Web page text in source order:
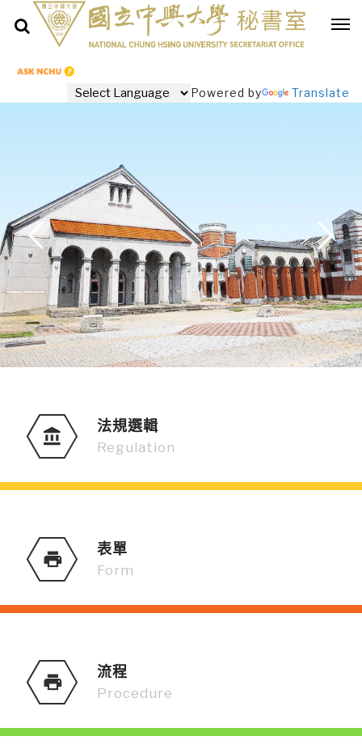
Powered by Translate
法規選輯
Regulation
表單
Form
流程
Procedure